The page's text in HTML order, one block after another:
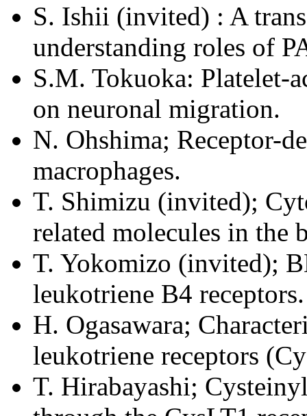
S. Ishii (invited) : A
understanding roles of
S.M. Tokuoka: Platelet-
on neuronal migration.
N. Ohshima; Receptor-
macrophages.
T. Shimizu (invited);
related molecules in the
T. Yokomizo (invited);
leukotriene B4 receptors.
H. Ogasawara;
leukotriene receptors
T. Hirabayashi;